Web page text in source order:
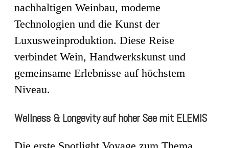
nachhaltigen Weinbau, moderne
Technologien und die Kunst der
Luxusweinproduktion. Diese Reise
verbindet Wein, Handwerkskunst und
gemeinsame Erlebnisse auf höchstem
Niveau.
Wellness & Longevity auf hoher See mit ELEMIS